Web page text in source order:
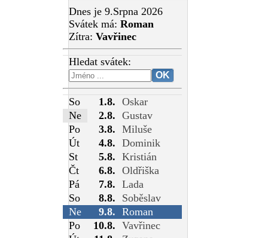
Dnes je 9.Srpna 2026
Svátek má: Roman
Zítra: Vavřinec
Hledat svátek:
So 1.8. Oskar
Ne
2.8. Gustav
Po
3.8. Miluše
Út
4.8. Dominik
St
5.8. Kristián
Čt
6.8. Oldřiška
Pá
7.8. Lada
So
8.8.
Soběslav
Ne
9.8. Roman
Po
10.8. Vavřinec